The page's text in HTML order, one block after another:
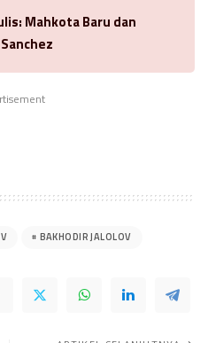
Mahkota Baru dan
BAKHODIR JALOLOV